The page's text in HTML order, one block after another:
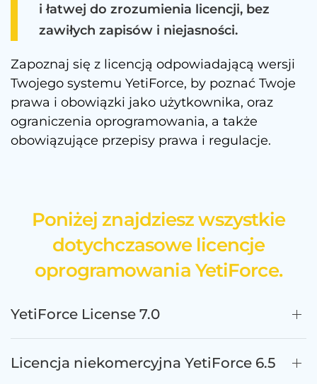
i łatwej do zrozumienia licencji, bez
zawiłych zapisów i niejasności.
Zapoznaj się z licencją odpowiadającą wersji
Twojego systemu YetiForce, by poznać Twoje
prawa i obowiązki jako użytkownika, oraz
ograniczenia oprogramowania, a także
obowiązujące przepisy prawa i regulacje.
Poniżej znajdziesz wszystkie
dotychczasowe licencje
oprogramowania YetiForce.
YetiForce License 7.0
Licencja niekomercyjna YetiForce 6.5